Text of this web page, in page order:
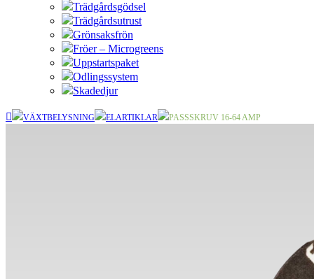
Trädgårdsgödsel
Trädgårdsutrust
Grönsaksfrön
Fröer – Microgreens
Uppstartspaket
Odlingssystem
Skadedjur
VÄXTBELYSNING ELARTIKLAR PASSSKRUV 16-64 AMP